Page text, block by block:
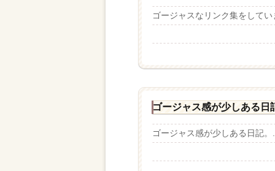
ゴージャスなリンク集をしてい
ゴージャス感が少しある日
ゴージャス感が少しある日記。...